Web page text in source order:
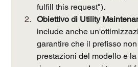
fulfill this request").
Obiettivo di Utility
include anche
garantire che il prefisso
prestazioni del modello e